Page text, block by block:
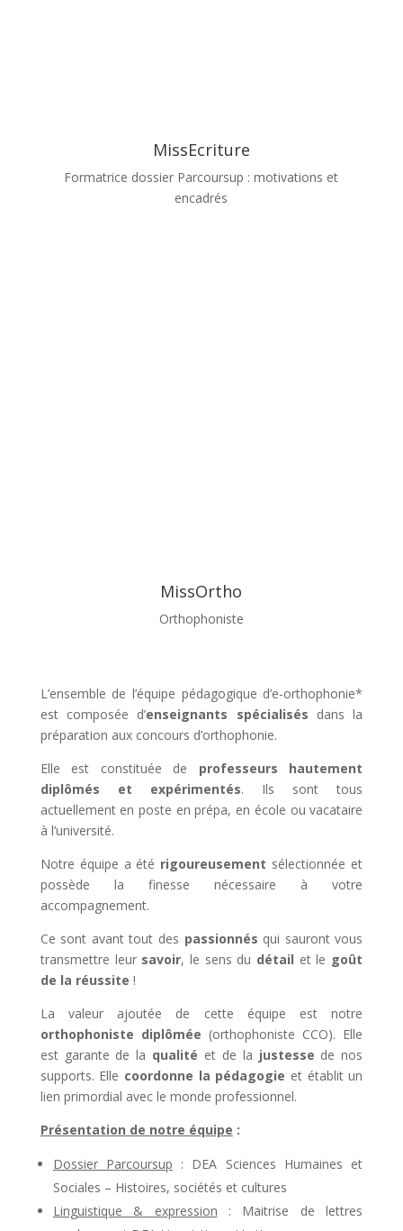
MissEcriture
Formatrice dossier Parcoursup : motivations et
encadrés
MissOrtho
Orthophoniste
L’ensemble de l’équipe pédagogique d’e-orthophonie*
est composée d’enseignants spécialisés dans la
préparation aux concours d’orthophonie.
Elle est constituée de professeurs
hautement
diplômés et
expérimentés. Ils sont tous
actuellement en poste en prépa, en école ou vacataire
à l’université.
Notre équipe a été rigoureusement sélectionnée et
possède la finesse nécessaire à votre
accompagnement.
Ce sont avant tout des passionnés qui sauront vous
transmettre leur savoir, le sens du détail et le goût
de la réussite !
La valeur ajoutée de cette équipe est notre
orthophoniste diplômée (orthophoniste CCO). Elle
est garante de la qualité et de la justesse de nos
supports. Elle coordonne la pédagogie et établit un
lien primordial avec le monde professionnel.
Présentation de notre équipe :
Dossier Parcoursup : DEA Sciences Humaines et
Sociales – Histoires, sociétés et cultures
Linguistique & expression : Maitrise de lettres